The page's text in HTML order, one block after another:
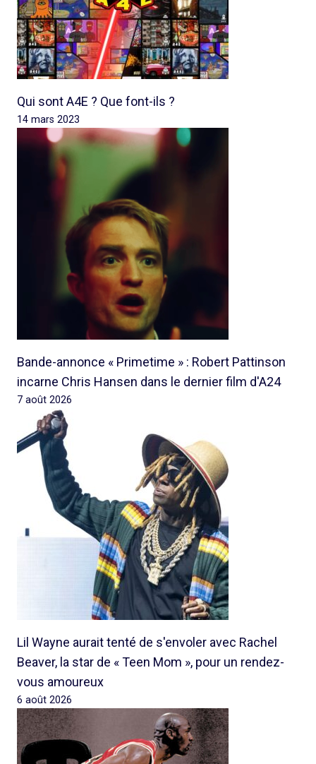
Qui sont A4E ? Que font-ils ?
14 mars 2023
Bande-annonce « Primetime » : Robert Pattinson
incarne Chris Hansen dans le dernier film d'A24
7 août 2026
Lil Wayne aurait tenté de s'envoler avec Rachel
Beaver, la star de « Teen Mom », pour un rendez-
vous amoureux
6 août 2026